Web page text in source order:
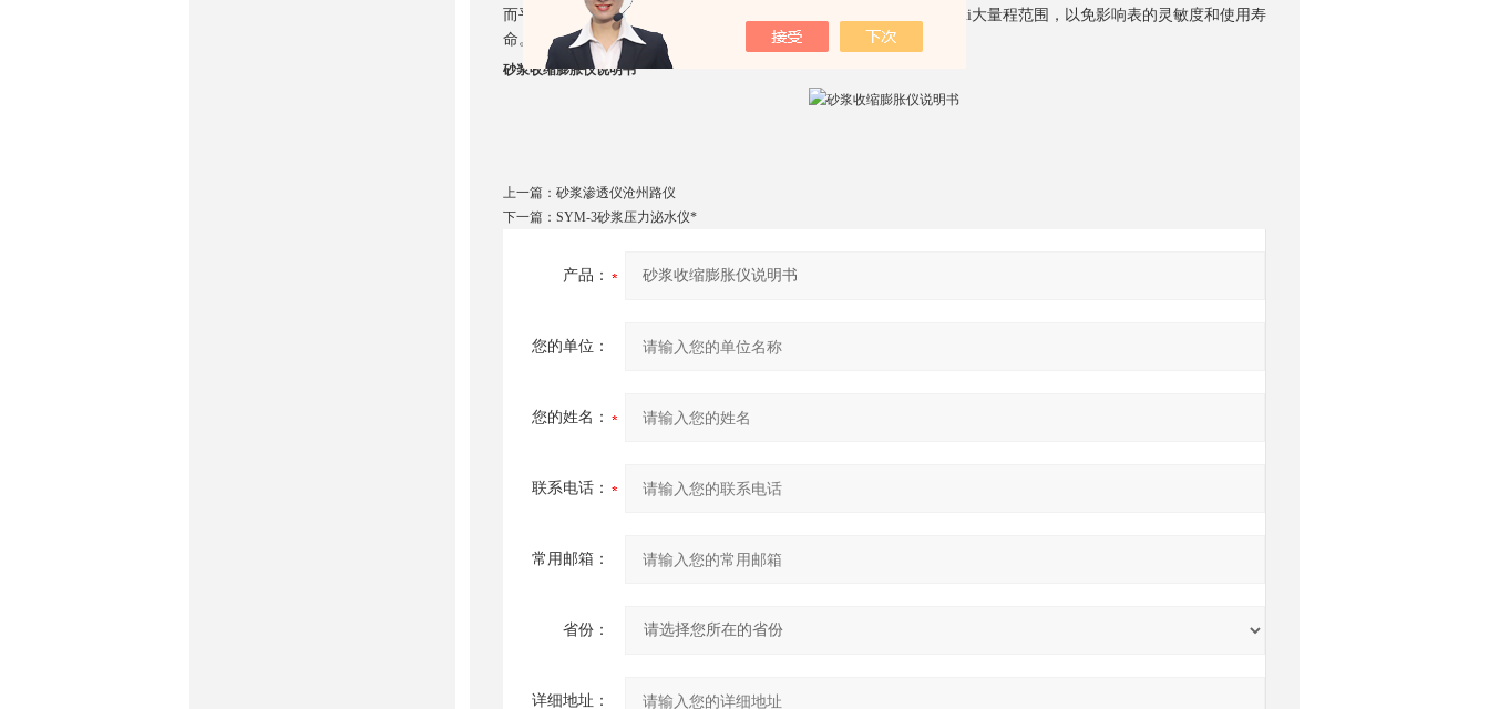
而平稳地与试件接触，不允许冲击和碰撞，严禁将百分表测杆顶过zui大量程范围，以免影响表的灵敏度和使用寿
命。
砂浆收缩膨胀仪说明书
上一篇： 砂浆渗透仪沧州路仪
下一篇： SYM-3砂浆压力泌水仪*
产品：
您的单位：
您的姓名：
联系电话：
常用邮箱：
省份：
详细地址：